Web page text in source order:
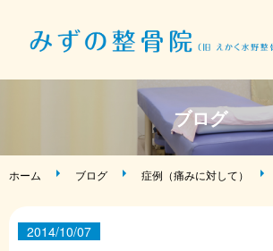
ホーム
骨盤・姿勢・全身矯正
ブログ
ホーム ブログ 症例（痛みに対して）
2014/10/07